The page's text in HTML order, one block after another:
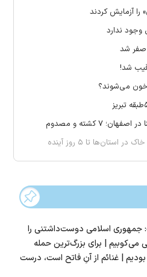
را آزمایش کردند
ندارد
صفر شد
شد!
می‌شوند؟
۷ کشته و مصدوم
جمهوری اسلامی دوست‌داشتنی را
می‌کوبیم | برای بزرگ‌ترین حمله
بودیم | غنائم از آنِ فاتح است، درست